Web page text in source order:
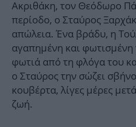
Ακριθάκη, τον Θεόδωρο
περίοδο, ο Σταύρος
απώλεια. Ένα βράδυ, η
αγαπημένη και φωτισμένη
φωτιά από τη φλόγα του
ο Σταύρος την σώζει
κουβέρτα, λίγες μέρες
ζωή.